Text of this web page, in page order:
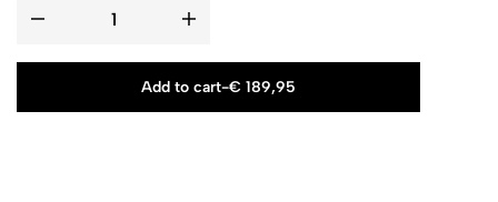
Add to cart-€ 189,95